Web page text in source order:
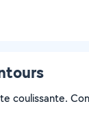
coulissante.